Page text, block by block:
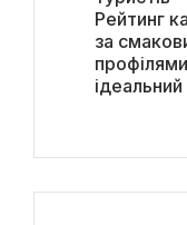
Рейтинг
за
ідеальний